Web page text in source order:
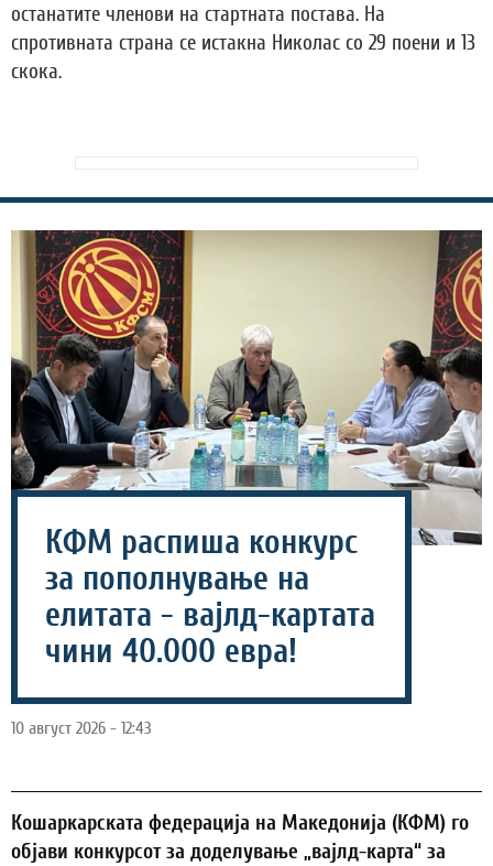
останатите членови на стартната постава. На
спротивната страна се истакна Николас со 29 поени и 13
скока.
КФМ распиша конкурс
за пополнување на
елитата - вајлд-картата
чини 40.000 евра!
10 август 2026 - 12:43
Кошаркарската федерација на Македонија (КФМ) го
објави конкурсот за доделување „вајлд-карта“ за